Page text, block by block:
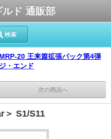
ド 通販部
検索
20 王来篇拡張パック第4弾
・エンド
次の商品へ
＞ S1/S11